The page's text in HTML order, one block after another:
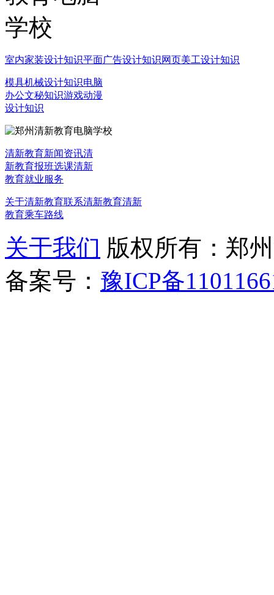
室内家装设计知识平面广告设计知识网页美工设计知识
模具机械设计知识电脑
办公文秘知识游戏动漫
设计知识
清新教育新闻资讯清
新教育报班选课清新
教育就业服务
关于清新教育联系清新教育清新
教育乘车路线
关于我们 版权所有：郑
备案号： 豫ICP备